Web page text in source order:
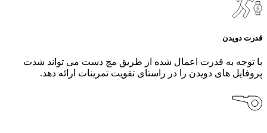
قدرت دویدن
با توجه به قدرت اعمال شده از طریق مچ دست می تواند شدت
پروفایل های دویدن را در راستای تقویت تمرینات ارائه دهد.